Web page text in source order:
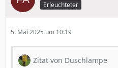
Erleuchteter
5. Mai 2025 um 10:19
Zitat von Duschlampe